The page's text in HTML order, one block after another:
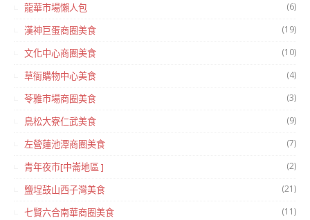
龍華市場懶人包 (6)
漢神巨蛋商圈美食 (19)
文化中心商圈美食 (10)
草衙購物中心美食 (4)
苓雅市場商圈美食 (3)
鳥松大寮仁武美食 (9)
左營蓮池潭商圈美食 (7)
青年夜市[中崙地區 ] (2)
鹽埕鼓山西子灣美食 (21)
七賢六合南華商圈美食 (11)